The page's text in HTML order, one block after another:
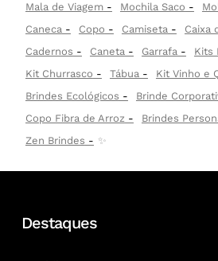
Mala de Viagem
Mochila Saco
Caneca
Copo Camiseta Caixa
Cadernos
Caneta Garrafa
Kits
Kit Churrasco
Tábua
Kit Vinho e
Brindes Ecológicos
Brinde
Copo Fibra de Arroz
Brindes
Zen Brindes
✨
Destaques